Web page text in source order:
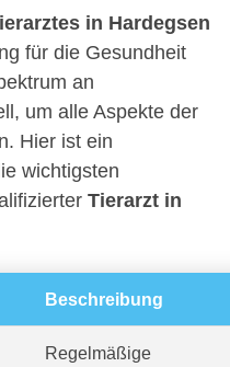
in Hardegsen
für die Gesundheit
an
um alle Aspekte der
Hier ist ein
wichtigsten
Tierarzt in
Beschreibung
Regelmäßige